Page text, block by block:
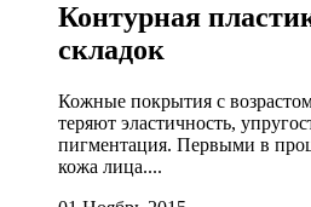
Контурная
складок
Кожные покрытия с
теряют эластичность,
пигментация. Первыми в
кожа лица....